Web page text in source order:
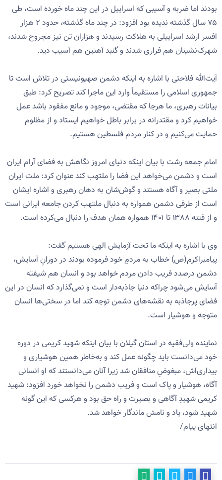
بودند اما ضربه و آسیبی‌ که اسراییل در این چند ماه خورده است، طی
۷۵ سال گذشته ندیده بود افزود: در چند ماه گذشته، حدود ۲ هزار
افسر ارشد اسراییلی به هلاکت رسیدند و هزاران تن نیز مجروح شدند،‌
شهرک‌نشینان هم فراری شدند و گنبد آهنین هم آسیب دید.
آیت‌الله فلاحتی با اشاره به اینکه دشمن صهیونیستی در تلاش است تا
جمهوری اسلامی را مستقیماً وارد این ماجرا کند تصریح کرد: طبق
بیانات رهبری، ما هرجا که مقتضی، موجود و مانع مفقود باشد عمل
خواهیم کرد و مقتدرانه در برابر باطل خواهیم ایستاد و از مظلوم
حمایت می‌کنیم و در کنار مردم فلسطین هستیم.
امام جمعه رشت با بیان اینکه دنیای امروز نگاهش به فضای آرام ایران
است و دشمن می‌خواهد این فضا را ملتهب کند عنوان کرد: ملت ایران
ملتی بصیر و آگاه هستند و گوش‌شان به دهان رهبری و اشاره ایشان
است از طرفی دشمن همواره به دنبال ملتهب کردن جامعه ایرانی است
و از فتنه ۱۳۸۸ تا ۱۴۰۱ همواره همان هدف را دنبال می‌کرده است.
وی با اشاره به اینکه ما تحت آزمایش الهی هستیم گفت:
پیامبراکرم(ص) خطاب به مردمِ خود فرموده بودند در دورانِ آسایش،
دشمن درصدد فریب‌ دادن مردم خواهد بود و انسان هم شیفته
آسایش می‌شود چراکه دنیا جاذبه‌‌دار است و نمی‌گذارد که انسان در این
فضای پرجاذبه به نقشه‌های دشمن توجه کند اما در سختی‌ها انسان
متوجه و هوشیار است.
نماینده ولی‌فقیه در استان گیلان با بیان اینکه شهید کریمی در دوره
خود می‌دانست باید چگونه عمل کند و به‌خاطر همین هوشیاری و
بیداری‌اش، مبغوضِ منافقان شد زیرا آنان می‌دانستند که او انسانی
آگاه، هوشیار و پاک است و فریب دشمن را نخواهد خورد افزود: شهید
کریمی شهیدِ آگاهی و بصیرت و راه حق بود و هرکسی که این گونه
شهید شود، یاد و نامش ماندگار خواهد شد‌.
انتهای پیام/